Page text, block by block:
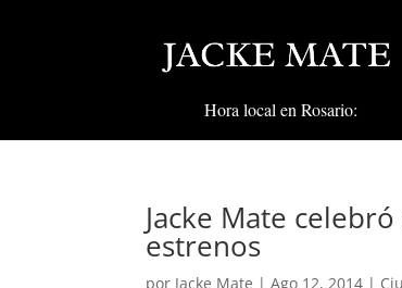
Hora local en Rosario:
Jacke Mate
estrenos
por Jacke Mate |Ago 12, 2014 |